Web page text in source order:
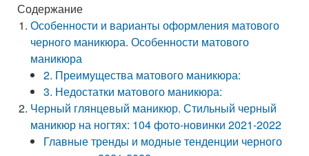
Содержание
Особенности и варианты оформления матового
черного маникюра. Особенности матового
маникюра
2. Преимущества матового маникюра:
3. Недостатки матового маникюра:
Черный глянцевый маникюр. Стильный черный
маникюр на ногтях: 104 фото-новинки 2021-2022
Главные тренды и модные тенденции черного